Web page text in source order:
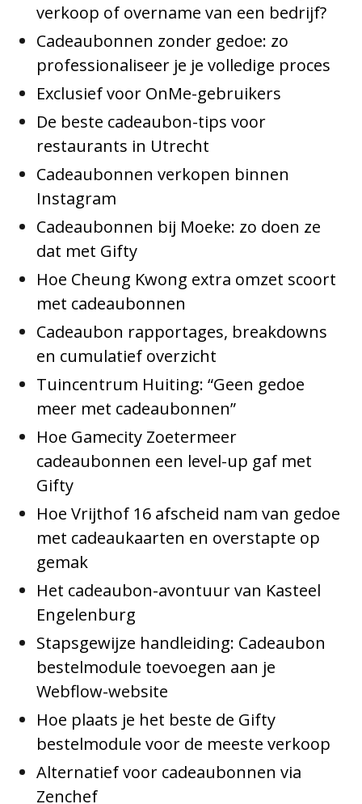
verkoop of overname van een bedrijf?
Cadeaubonnen zonder gedoe: zo
professionaliseer je je volledige proces
Exclusief voor OnMe-gebruikers
De beste cadeaubon-tips voor
restaurants in Utrecht
Cadeaubonnen verkopen binnen
Instagram
Cadeaubonnen bij Moeke: zo doen ze
dat met Gifty
Hoe Cheung Kwong extra omzet scoort
met cadeaubonnen
Cadeaubon rapportages, breakdowns
en cumulatief overzicht
Tuincentrum Huiting: “Geen gedoe
meer met cadeaubonnen”
Hoe Gamecity Zoetermeer
cadeaubonnen een level-up gaf met
Gifty
Hoe Vrijthof 16 afscheid nam van gedoe
met cadeaukaarten en overstapte op
gemak
Het cadeaubon-avontuur van Kasteel
Engelenburg
Stapsgewijze handleiding: Cadeaubon
bestelmodule toevoegen aan je
Webflow-website
Hoe plaats je het beste de Gifty
bestelmodule voor de meeste verkoop
Alternatief voor cadeaubonnen via
Zenchef